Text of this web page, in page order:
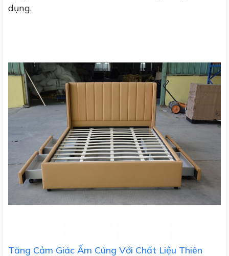
dụng.
Tăng Cảm Giác Ấm Cúng Với Chất Liệu Thiên